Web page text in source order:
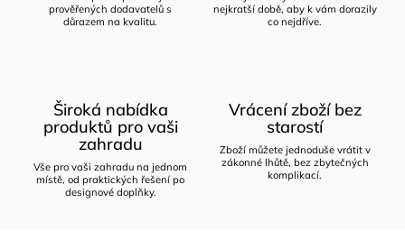
prověřených dodavatelů s
důrazem na kvalitu.
nejkratší době, aby k vám dorazily
co nejdříve.
Široká nabídka
produktů pro vaši
zahradu
Vše pro vaši zahradu na jednom
místě, od praktických řešení po
designové doplňky.
Vrácení zboží bez
starostí
Zboží můžete jednoduše vrátit v
zákonné lhůtě, bez zbytečných
komplikací.